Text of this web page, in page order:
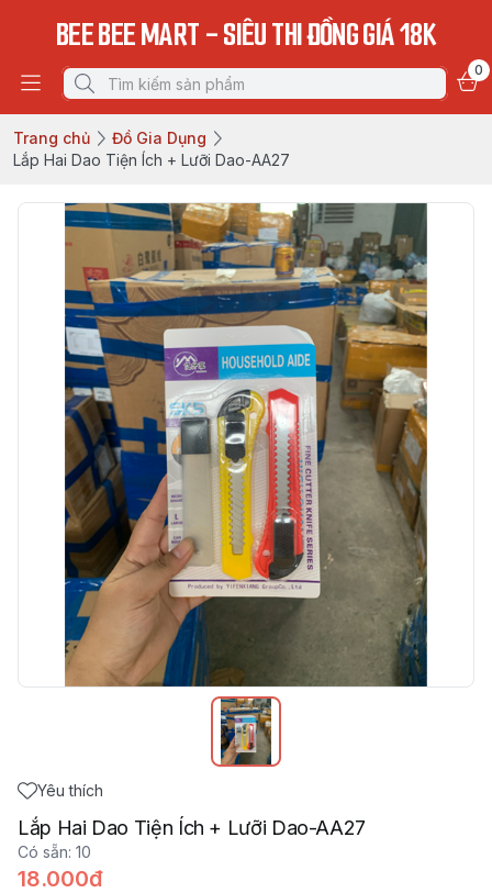
BEE BEE MART - SIÊU THI ĐỒNG GIÁ 18K
0
Trang chủ
Đồ Gia Dụng
Lắp Hai Dao Tiện Ích + Lưỡi Dao-AA27
Yêu thích
Lắp Hai Dao Tiện Ích + Lưỡi Dao-AA27
Có sẵn: 10
18.000đ